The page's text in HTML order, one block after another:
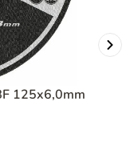
125x6,0mm